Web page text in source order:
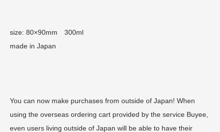
size: 80×90mm 300ml
made in Japan
You can now make purchases from outside of Japan! When
using the overseas ordering cart provided by the service Buyee,
even users living outside of Japan will be able to have their